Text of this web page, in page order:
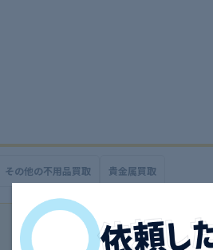
その他の不用品買取 貴金属買取